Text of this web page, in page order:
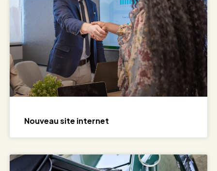
Nouveau site internet